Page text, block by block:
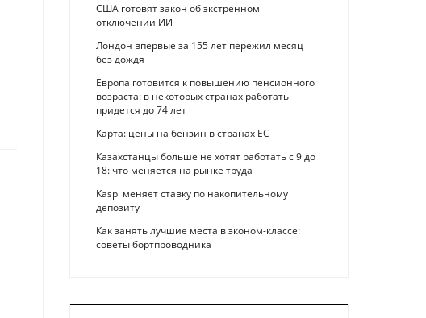
США готовят закон об экстренном
отключении ИИ
Лондон впервые за 155 лет пережил месяц
без дождя
Европа готовится к повышению пенсионного
возраста: в некоторых странах работать
придется до 74 лет
Карта: цены на бензин в странах ЕС
Казахстанцы больше не хотят работать с 9 до
18: что меняется на рынке труда
Kaspi меняет ставку по накопительному
депозиту
Как занять лучшие места в эконом-классе:
советы бортпроводника